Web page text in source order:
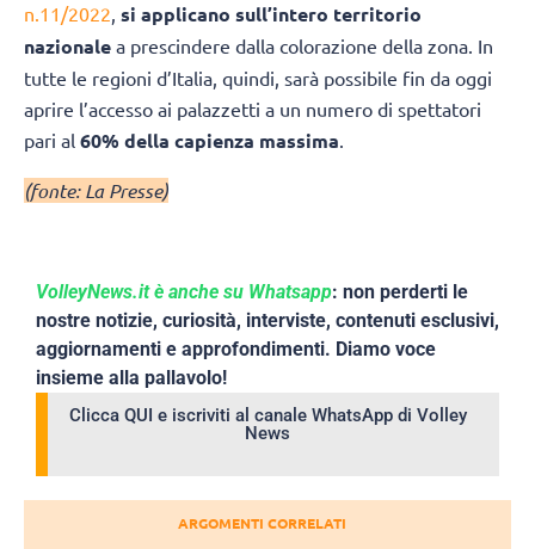
n.11/2022, si applicano sull’intero territorio
nazionale a prescindere dalla colorazione della zona. In
tutte le regioni d’Italia, quindi, sarà possibile fin da oggi
aprire l’accesso ai palazzetti a un numero di spettatori
pari al 60% della capienza massima.
(fonte: La Presse)
VolleyNews.it è anche su Whatsapp: non perderti le
nostre notizie, curiosità, interviste, contenuti esclusivi,
aggiornamenti e approfondimenti. Diamo voce
insieme alla pallavolo!
Clicca QUI e iscriviti al canale WhatsApp di Volley
News
ARGOMENTI CORRELATI